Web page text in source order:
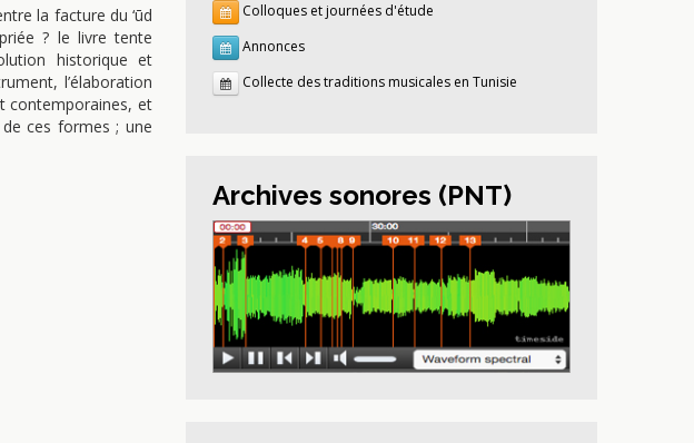
la facture du ‘ūd
? le livre tente
historique et
l’élaboration
contemporaines, et
ces formes ; une
Colloques et journées d'étude
Annonces
Collecte des traditions musicales en Tunisie
Archives sonores (PNT)